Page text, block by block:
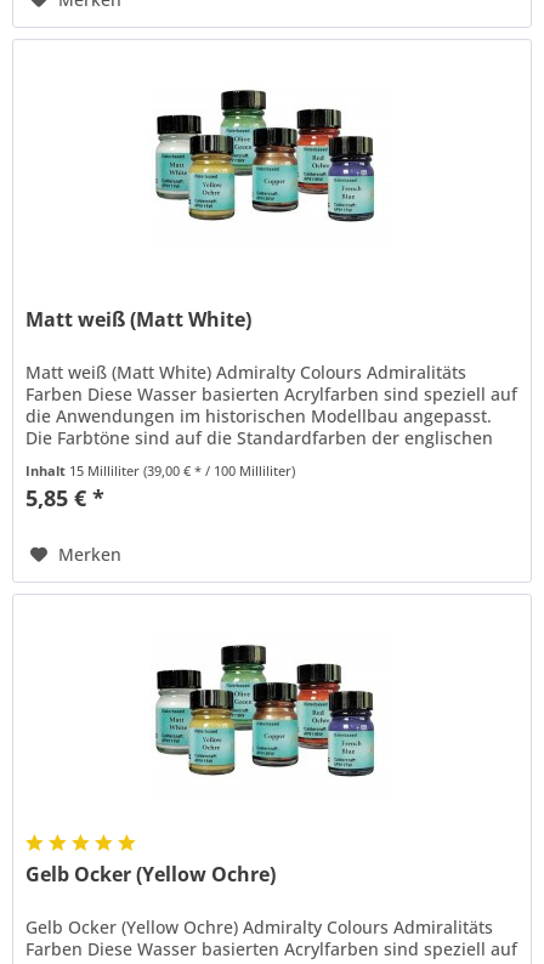
Matt weiß (Matt White)
Matt weiß (Matt White) Admiralty Colours Admiralitäts
Farben Diese Wasser basierten Acrylfarben sind speziell auf
die Anwendungen im historischen Modellbau angepasst.
Die Farbtöne sind auf die Standardfarben der englischen
Marine zur...
Inhalt 15 Milliliter(39,00 € * / 100 Milliliter)
5,85 € *
Merken
Gelb Ocker (Yellow Ochre)
Gelb Ocker (Yellow Ochre) Admiralty Colours Admiralitäts
Farben Diese Wasser basierten Acrylfarben sind speziell auf